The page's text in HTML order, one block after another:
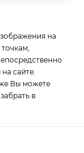
на
сайте.
Вы можете
в